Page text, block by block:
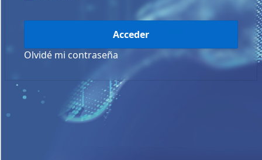
Acceder
Olvidé mi contraseña